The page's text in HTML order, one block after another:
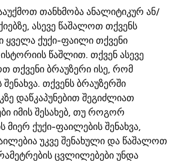
თანხმობა ანალიტიკურ ან/
ასევე წაშალოთ თქვენს
ყველა ქუქი-ფაილი თქვენი
ისტორიის წაშლით. თქვენ ასევე
თქვენი ბრაუზერი ისე, რომ
თქვენს ბრაუზერში
დაწკაპუნებით შეგიძლიათ
იმის შესახებ, თუ როგორ
ქუქი-ფაილების შენახვა,
უკვე შენახული და წაშალოთ
ცვლილებები უნდა